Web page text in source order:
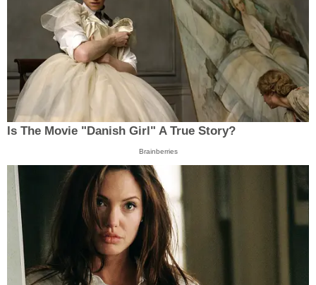
Is The Movie "Danish Girl" A True Story?
Brainberries